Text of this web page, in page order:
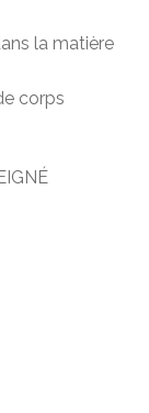
la matière
corps